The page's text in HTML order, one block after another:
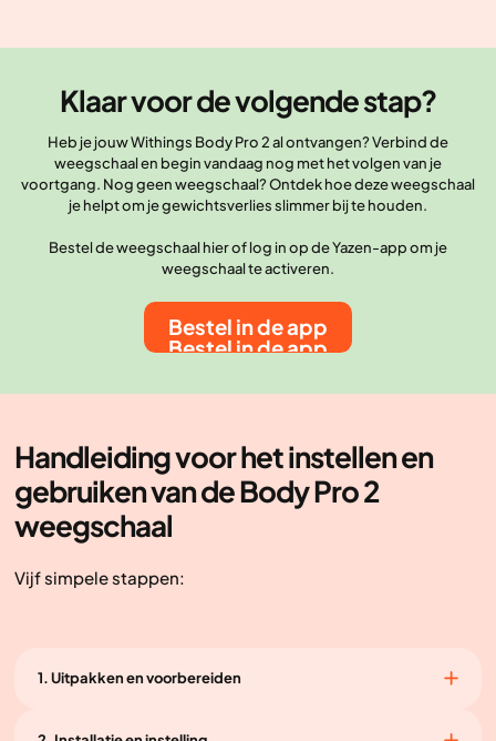
Klaar voor de volgende stap?
Heb je jouw Withings Body Pro 2 al ontvangen? Verbind de
weegschaal en begin vandaag nog met het volgen van je
voortgang. Nog geen weegschaal? Ontdek hoe deze weegschaal
je helpt om je gewichtsverlies slimmer bij te houden.
Bestel de weegschaal hier of log in op de Yazen-app om je
weegschaal te activeren.
Bestel in de app
Bestel in de app
Handleiding voor het instellen en
gebruiken van de Body Pro 2
weegschaal
Vijf simpele stappen:
1. Uitpakken en voorbereiden
Open de doos en haal de Body Pro 2 weegschaal